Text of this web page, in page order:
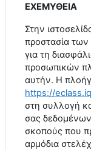
ΕΧΕΜΥΘΕΙΑ
Στην
προστασία
για τη
προσωπικών
αυτήν. Η
https://eclass.
στη συλλογή
σας
σκοπούς που
αρμόδια